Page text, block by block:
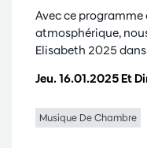
Jeu. 16.01.2025 Et
Avec ce
atmosphérique,
Elisabeth 2025
Musique De Chambre